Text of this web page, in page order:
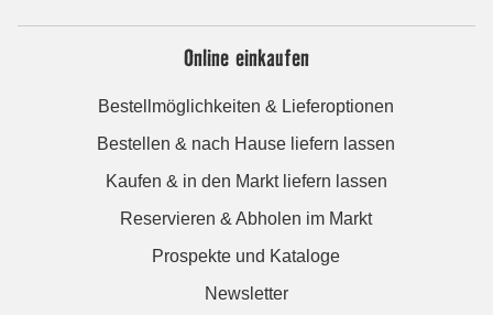
Online einkaufen
Bestellmöglichkeiten & Lieferoptionen
Bestellen & nach Hause liefern lassen
Kaufen & in den Markt liefern lassen
Reservieren & Abholen im Markt
Prospekte und Kataloge
Newsletter